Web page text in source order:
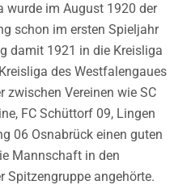
wurde im August 1920 der
schon im ersten Spieljahr
damit 1921 in die Kreisliga
des Westfalengaues
zwischen Vereinen wie SC
FC Schüttorf 09, Lingen
06 Osnabrück einen guten
Mannschaft in den
Spitzengruppe angehörte.